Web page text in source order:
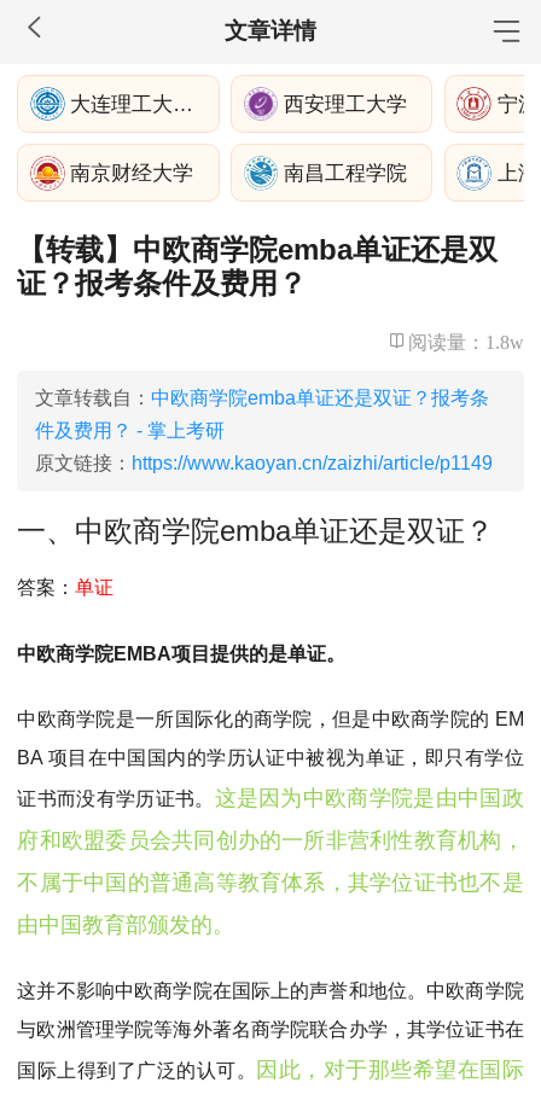
文章详情
MBA工商管理
院校库 考试报名 招生政策 学制学费
报名流程
考试真题
报考经验 招生简章
MEM工程管理
院校库 考试报名 招生政策
MPA公共管理
院校库 考试报名 招生政策
MPAcc会计专硕
院校库 考试报名
院校库 考试报名 招生政策 学制学费
报名流程
考试真题
报考经验 招生简章
大连理工大学深圳研究院 西安理工大学 宁
南京财经大学 南昌工程学院
【转载】中欧商学院emba单证还是双
证？报考条件及费用？
阅读量： 1.8w
文章转载自： 中欧商学院emba单证还是双证？报考条
件及费用？ - 掌上考研
原文链接： https://www.kaoyan.cn/zaizhi/article/p1149
一、中欧商学院emba单证还是双证？
答案：单证
中欧商学院EMBA项目提供的是单证。
中欧商学院是一所国际化的商学院，但是中欧商学院的 EM
BA 项目在中国国内的学历认证中被视为单证，即只有学位
证书而没有学历证书。 这是因为中欧商学院是由中国政
府和欧盟委员会共同创办的一所非营利性教育机构，
不属于中国的普通高等教育体系，其学位证书也不是
由中国教育部颁发的。
这并不影响中欧商学院在国际上的声誉和地位。中欧商学院
与欧洲管理学院等海外著名商学院联合办学，其学位证书在
国际上得到了广泛的认可。
因此，对于那些希望在国际